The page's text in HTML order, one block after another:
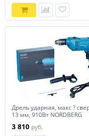
Дрель ударная, макс ?
13 мм, 910Вт NORDBERG
3 810 руб.